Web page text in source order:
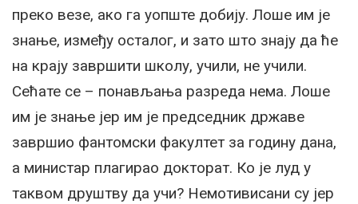
преко везе, ако га уопште добију. Лоше им је
знање, између осталог, и зато што знају да ће
на крају завршити школу, учили, не учили.
Сећате се – понављања разреда нема. Лоше
им је знање јер им је председник државе
завршио фантомски факултет за годину дана,
а министар плагирао докторат. Ко је луд у
таквом друштву да учи? Немотивисани су јер